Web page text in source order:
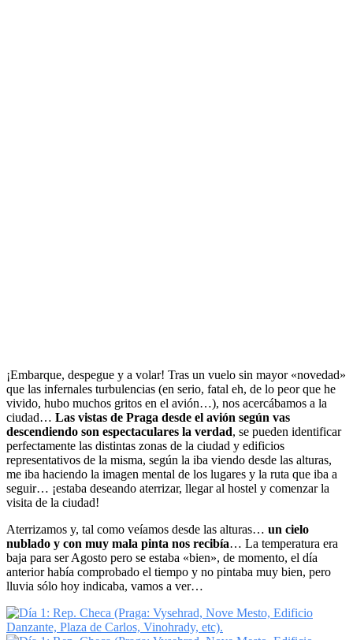
¡Embarque, despegue y a volar! Tras un vuelo sin mayor «novedad»
que las infernales turbulencias (en serio, fatal eh, de lo peor que he
vivido, hubo muchos gritos en el avión…), nos acercábamos a la
ciudad… Las vistas de Praga desde el avión según vas
descendiendo son espectaculares la verdad, se pueden identificar
perfectamente las distintas zonas de la ciudad y edificios
representativos de la misma, según la iba viendo desde las alturas,
me iba haciendo la imagen mental de los lugares y la ruta que iba a
seguir… ¡estaba deseando aterrizar, llegar al hostel y comenzar la
visita de la ciudad!
Aterrizamos y, tal como veíamos desde las alturas… un cielo
nublado y con muy mala pinta nos recibía… La temperatura era
baja para ser Agosto pero se estaba «bien», de momento, el día
anterior había comprobado el tiempo y no pintaba muy bien, pero
lluvia sólo hoy indicaba, vamos a ver…